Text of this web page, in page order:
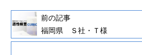
前の記事
福岡県 Ｓ社・Ｔ様